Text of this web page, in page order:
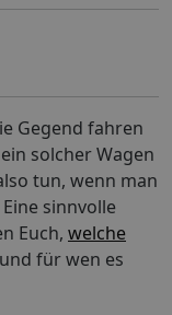
Gegend fahren
solcher Wagen
tun, wenn man
sinnvolle
Euch, welche
und für wen es